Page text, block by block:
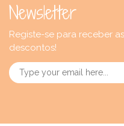
Newsletter
Registe-se para receber
descontos!